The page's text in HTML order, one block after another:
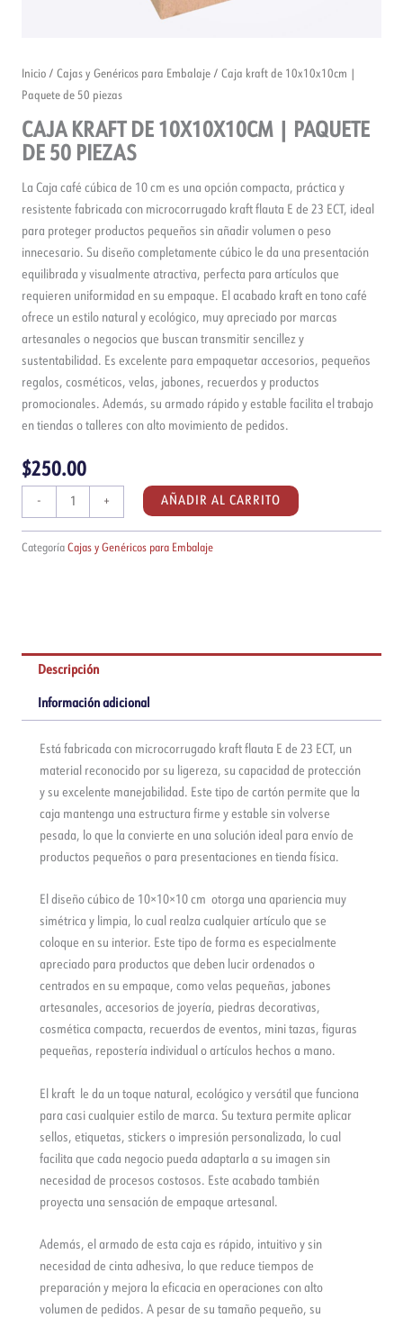
Inicio / Cajas y Genéricos para Embalaje / Caja kraft de 10x10x10cm |
Paquete de 50 piezas
CAJA KRAFT DE 10X10X10CM | PAQUETE
DE 50 PIEZAS
La Caja café cúbica de 10 cm es una opción compacta, práctica y
resistente fabricada con microcorrugado kraft flauta E de 23 ECT, ideal
para proteger productos pequeños sin añadir volumen o peso
innecesario. Su diseño completamente cúbico le da una presentación
equilibrada y visualmente atractiva, perfecta para artículos que
requieren uniformidad en su empaque. El acabado kraft en tono café
ofrece un estilo natural y ecológico, muy apreciado por marcas
artesanales o negocios que buscan transmitir sencillez y
sustentabilidad. Es excelente para empaquetar accesorios, pequeños
regalos, cosméticos, velas, jabones, recuerdos y productos
promocionales. Además, su armado rápido y estable facilita el trabajo
en tiendas o talleres con alto movimiento de pedidos.
$250.00
-
kraft
piezas
+ AÑADIR AL CARRITO
Categoría Cajas y Genéricos para Embalaje
Descripción
Información adicional
Está fabricada con microcorrugado kraft flauta E de 23 ECT, un
material reconocido por su ligereza, su capacidad de protección
y su excelente manejabilidad. Este tipo de cartón permite que la
caja mantenga una estructura firme y estable sin volverse
pesada, lo que la convierte en una solución ideal para envío de
productos pequeños o para presentaciones en tienda física.
El diseño cúbico de 10×10×10 cm otorga una apariencia muy
simétrica y limpia, lo cual realza cualquier artículo que se
coloque en su interior. Este tipo de forma es especialmente
apreciado para productos que deben lucir ordenados o
centrados en su empaque, como velas pequeñas, jabones
artesanales, accesorios de joyería, piedras decorativas,
cosmética compacta, recuerdos de eventos, mini tazas, figuras
pequeñas, repostería individual o artículos hechos a mano.
El kraft le da un toque natural, ecológico y versátil que funciona
para casi cualquier estilo de marca. Su textura permite aplicar
sellos, etiquetas, stickers o impresión personalizada, lo cual
facilita que cada negocio pueda adaptarla a su imagen sin
necesidad de procesos costosos. Este acabado también
proyecta una sensación de empaque artesanal.
Además, el armado de esta caja es rápido, intuitivo y sin
necesidad de cinta adhesiva, lo que reduce tiempos de
preparación y mejora la eficacia en operaciones con alto
volumen de pedidos. A pesar de su tamaño pequeño, su